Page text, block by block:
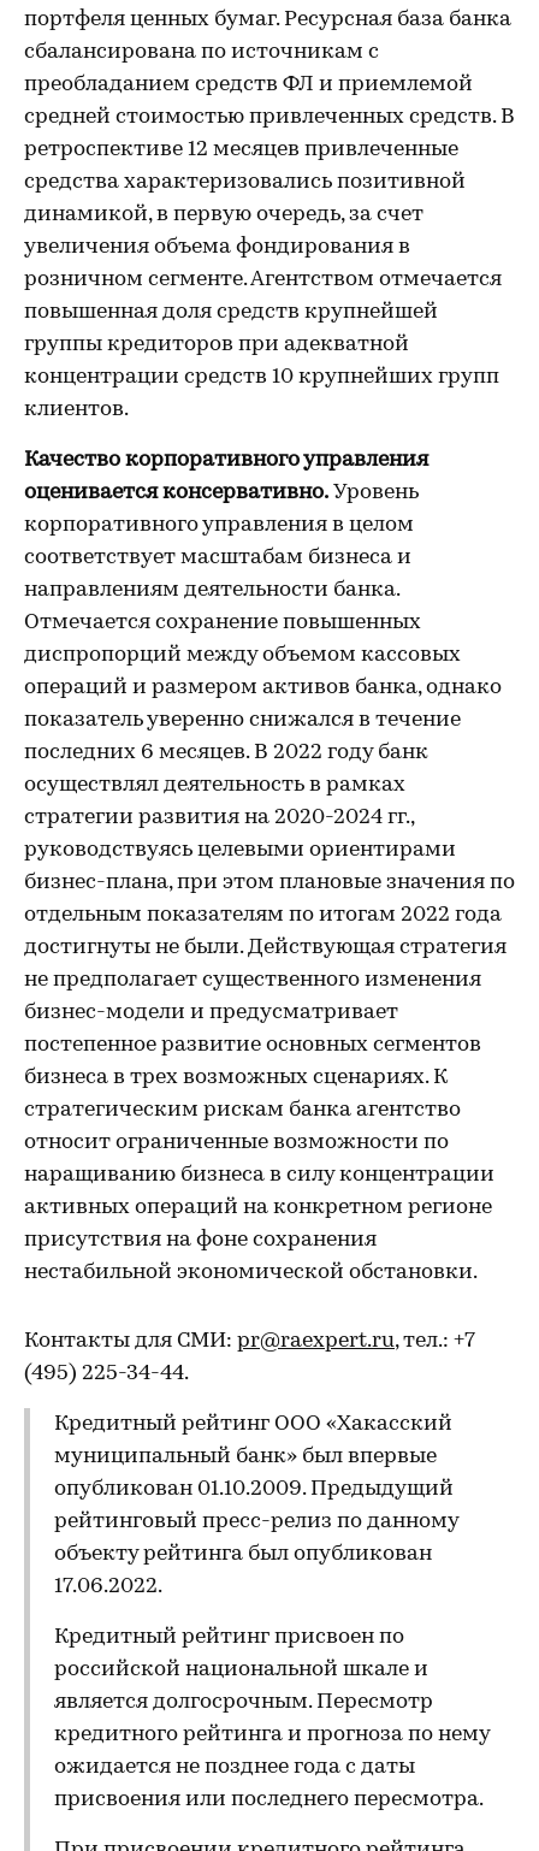
портфеля ценных бумаг. Ресурсная база банка
сбалансирована по источникам с
преобладанием средств ФЛ и приемлемой
средней стоимостью привлеченных средств. В
ретроспективе 12 месяцев привлеченные
средства характеризовались позитивной
динамикой, в первую очередь, за счет
увеличения объема фондирования в
розничном сегменте. Агентством отмечается
повышенная доля средств крупнейшей
группы кредиторов при адекватной
концентрации средств 10 крупнейших групп
клиентов.
Качество корпоративного управления
оценивается консервативно. Уровень
корпоративного управления в целом
соответствует масштабам бизнеса и
направлениям деятельности банка.
Отмечается сохранение повышенных
диспропорций между объемом кассовых
операций и размером активов банка, однако
показатель уверенно снижался в течение
последних 6 месяцев. В 2022 году банк
осуществлял деятельность в рамках
стратегии развития на 2020-2024 гг.,
руководствуясь целевыми ориентирами
бизнес-плана, при этом плановые значения по
отдельным показателям по итогам 2022 года
достигнуты не были. Действующая стратегия
не предполагает существенного изменения
бизнес-модели и предусматривает
постепенное развитие основных сегментов
бизнеса в трех возможных сценариях. К
стратегическим рискам банка агентство
относит ограниченные возможности по
наращиванию бизнеса в силу концентрации
активных операций на конкретном регионе
присутствия на фоне сохранения
нестабильной экономической обстановки.
Контакты для СМИ: pr@raexpert.ru, тел.: +7
(495) 225-34-44.
Кредитный рейтинг ООО «Хакасский
муниципальный банк» был впервые
опубликован 01.10.2009. Предыдущий
рейтинговый пресс-релиз по данному
объекту рейтинга был опубликован
17.06.2022.
Кредитный рейтинг присвоен по
российской национальной шкале и
является долгосрочным. Пересмотр
кредитного рейтинга и прогноза по нему
ожидается не позднее года с даты
присвоения или последнего пересмотра.